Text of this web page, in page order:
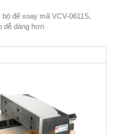
đế xoay mã VCV-0611S,
dễ dàng hơn